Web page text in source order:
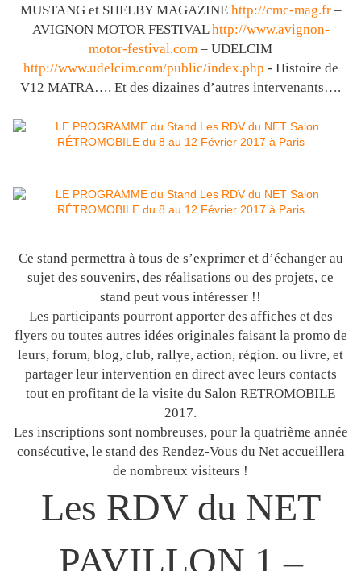
MUSTANG et SHELBY MAGAZINE http://cmc-mag.fr–
AVIGNON MOTOR FESTIVALhttp://www.avignon-
motor-festival.com – UDELCIM
http://www.udelcim.com/public/index.php - Histoire de
V12 MATRA…. Et des dizaines d’autres intervenants….
Ce stand permettra à tous de s’exprimer et d’échanger au
sujet des souvenirs, des réalisations ou des projets, ce
stand peut vous intéresser !!
Les participants pourront apporter des affiches et des
flyers ou toutes autres idées originales faisant la promo de
leurs, forum, blog, club, rallye, action, région. ou livre, et
partager leur intervention en direct avec leurs contacts
tout en profitant de la visite du Salon RETROMOBILE
2017.
Les inscriptions sont nombreuses, pour la quatrième année
consécutive, le stand des Rendez-Vous du Net accueillera
de nombreux visiteurs !
Les RDV du NET
PAVILLON 1 –